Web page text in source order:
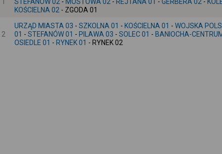
KOŚCIELNA 02 - ZGODA 01
2
URZĄD MIASTA 03 - SZKOLNA 01 - KOŚCIELNA 01 - WOJSKA
01 - STEFANÓW 01 - PILAWA 03 - SOLEC 01 - BANIOCHA-
OSIEDLE 01 - RYNEK 01 - RYNEK 02